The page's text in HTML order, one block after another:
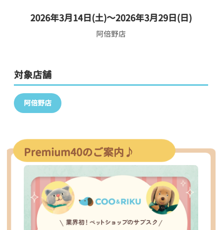
2026年3月14日(土)～2026年3月29日(日)
阿倍野店
対象店舗
阿倍野店
Premium40のご案内♪